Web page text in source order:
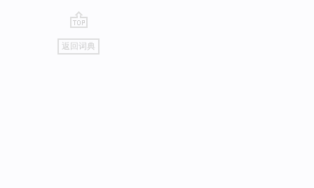
go
top
返回词典